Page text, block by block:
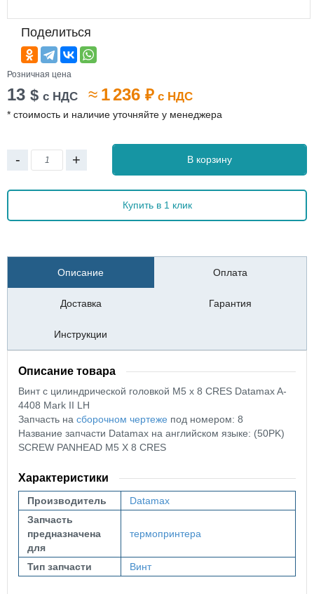
Поделиться
Розничная цена
13 $ с НДС ≈ 1 236 ₽ с НДС
* стоимость и наличие уточняйте у менеджера
- + В корзину
Купить в 1 клик
Описание Оплата
Доставка Гарантия
Инструкции
Описание товара
Винт с цилиндрической головкой М5 х 8 CRES Datamax A-
4408 Mark II LH
Запчасть на сборочном чертеже под номером: 8
Название запчасти Datamax на английском языке: (50PK)
SCREW PANHEAD M5 X 8 CRES
Характеристики
Производитель
Datamax
Запчасть
предназначена
для
термопринтера
Тип запчасти Винт